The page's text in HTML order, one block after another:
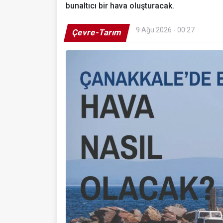
bunaltıcı bir hava oluşturacak.
Çevre-Tarım 9 Ağu 2026 - 00:27